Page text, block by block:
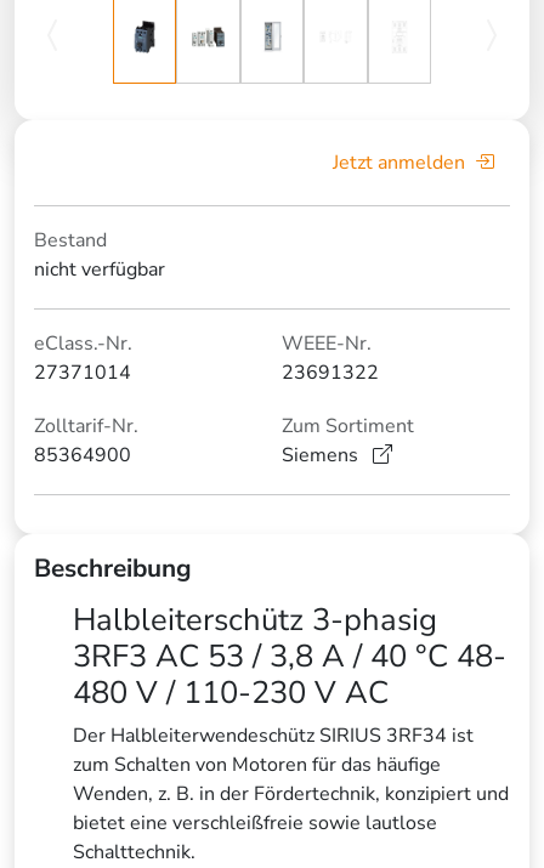
Jetzt anmelden
Bestand
nicht verfügbar
eClass.-Nr.
27371014
WEEE-Nr.
23691322
Zolltarif-Nr.
85364900
Zum Sortiment
Siemens
Beschreibung
Halbleiterschütz 3-phasig
3RF3 AC 53 / 3,8 A / 40 °C 48-
480 V / 110-230 V AC
Der Halbleiterwendeschütz SIRIUS 3RF34 ist
zum Schalten von Motoren für das häufige
Wenden, z. B. in der Fördertechnik, konzipiert und
bietet eine verschleißfreie sowie lautlose
Schalttechnik.